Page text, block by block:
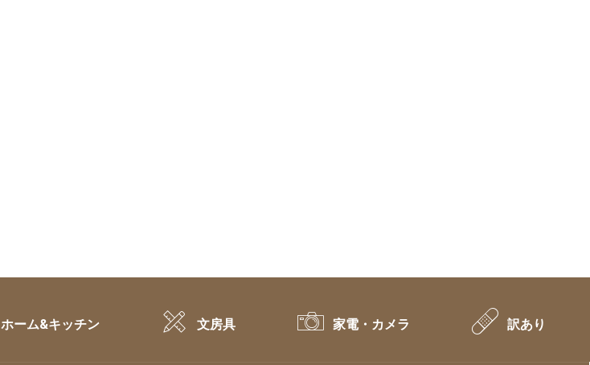
ホーム&キッチン 文房具 家電・カメラ 訳あり